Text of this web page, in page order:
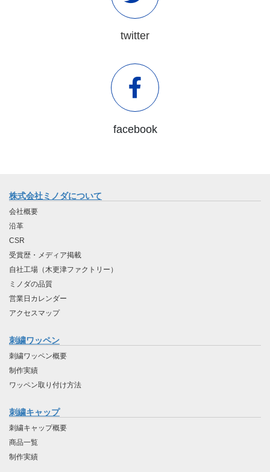
twitter
facebook
株式会社ミノダについて
会社概要
沿革
CSR
受賞歴・メディア掲載
自社工場（木更津ファクトリー）
ミノダの品質
営業日カレンダー
アクセスマップ
刺繍ワッペン
刺繍ワッペン概要
制作実績
ワッペン取り付け方法
刺繍キャップ
刺繍キャップ概要
商品一覧
制作実績